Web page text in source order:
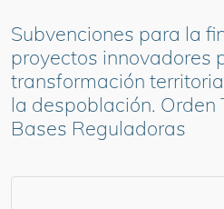
Subvenciones para la
proyectos innovadores
transformación
la despoblación.
Bases Reguladoras